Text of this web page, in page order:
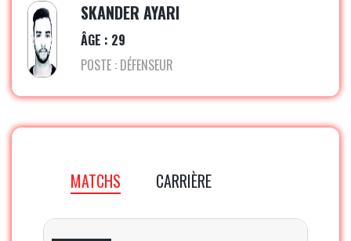
SKANDER AYARI
ÂGE : 29
POSTE : DÉFENSEUR
MATCHS CARRIÈRE